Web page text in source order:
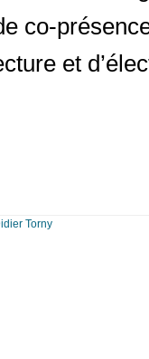
co-
et
Torny